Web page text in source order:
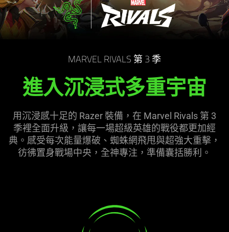
MARVEL RIVALS 第 3 季
進入沉浸式多重宇宙
用沉浸感十足的 Razer 裝備，在 Marvel Rivals 第 3
季裡全面升級，讓每一場超級英雄的戰役都更加經
典。感受每次能量爆破、蜘蛛網飛甩與超強大重擊，
彷彿置身戰場中央，全神專注，準備囊括勝利 。